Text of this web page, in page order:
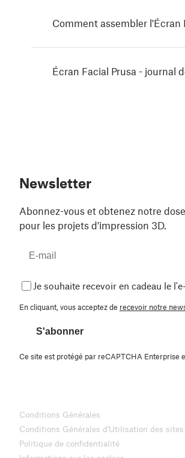
Comment assembler l'Écran
Écran Facial Prusa - journal
Newsletter
Abonnez-vous et obtenez notre dose
pour les projets d'impression 3D.
Je souhaite recevoir en cadeau le
En cliquant, vous acceptez de recevoir notre
S'abonner
Ce site est protégé par reCAPTCHA Enterprise
Conditions Générales
Conditions Générales d'Utilisation des sites
Politique de confidentialité